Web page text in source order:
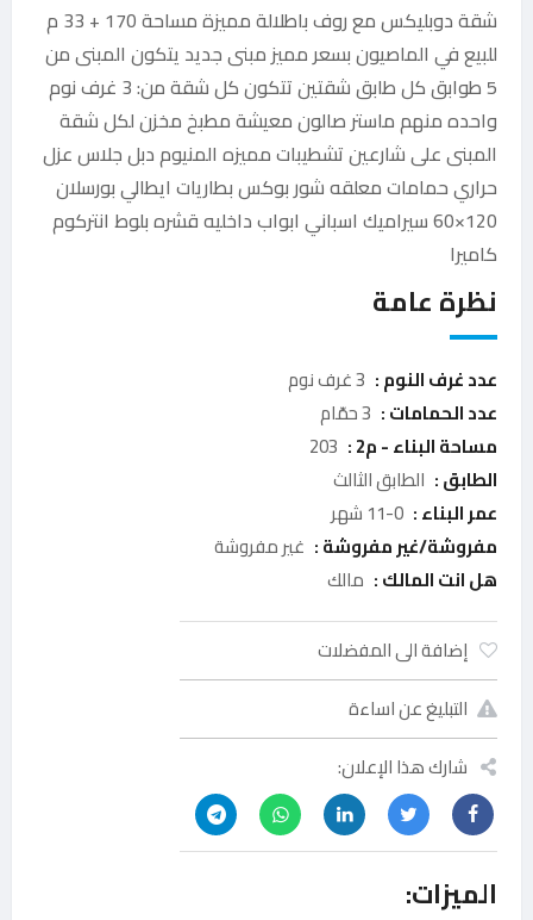
شقة دوبليكس مع روف باطلالة مميزة مساحة 170 + 33 م
للبيع في الماصيون بسعر مميز مبنى جديد يتكون المبنى من
5 طوابق كل طابق شقتين تتكون كل شقة من: 3 غرف نوم
واحده منهم ماستر صالون معيشة مطبخ مخزن لكل شقة
المبنى على شارعين تشطيبات مميزه المنيوم دبل جلاس عزل
حراري حمامات معلقه شور بوكس بطاريات ايطالي بورسلان
120×60 سيراميك اسباني ابواب داخليه قشره بلوط انتركوم
كاميرا
نظرة عامة
عدد غرف النوم : 3 غرف نوم
عدد الحمامات : 3 حمّام
مساحة البناء - م2 :
203
الطابق : الطابق الثالث
عمر البناء : 0-11 شهر
مفروشة/غير مفروشة : غير مفروشة
هل انت المالك : مالك
إضافة الى المفضلات
التبليغ عن اساءة
شارك هذا الإعلان:
الميزات: